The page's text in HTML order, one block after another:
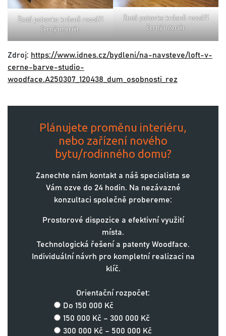
žlutá pohovka krásně rozzáří
černý interiér.
žlutá pohovka krásně rozzáří
černý interiér
Zdroj: https://www.idnes.cz/bydleni/na-navsteve/loft-v-
cerne-barve-studio-
woodface.A250307_120438_dum_osobnosti_rez
Plánujete proměnu interiéru,
nebo zařízení nového
bytu/rodinného domu?
Zanechte nám kontakt a náš specialista se
Vám ozve do 24 hodin. Na nezávazné
konzultaci společně probereme:
Prostorové dispozice a efektivní využití
místa.
Technologická řešení a patenty Woodface.
Individuální návrh pro kompletní realizaci na
klíč.
Orientační rozpočet:
Do 150 000 Kč
150 000 Kč – 300 000 Kč
300 000 Kč – 500 000 Kč